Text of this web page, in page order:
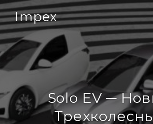
Impex
Solo EV ─